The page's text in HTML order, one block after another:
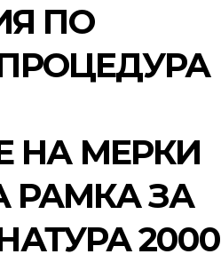
ПО
НА МЕРКИ
РАМКА ЗА
2000